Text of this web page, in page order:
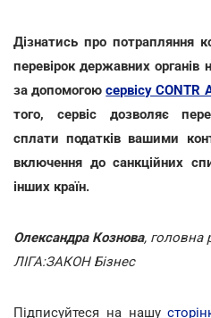
Дізнатись про потрапляння
перевірок державних
за допомогоюсервісу CONTR
того, сервіс дозволяє
сплати податків вашими
включення до санкційних
інших країн.
Олександра Кознова, головна
ЛІГА:ЗАКОН Бізнес
Підписуйтеся на нашу